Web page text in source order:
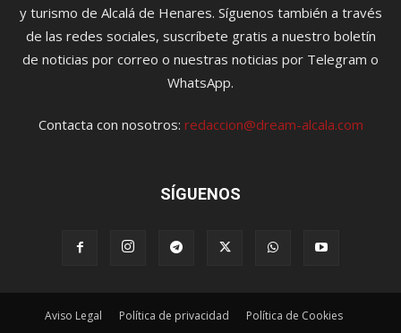
y turismo de Alcalá de Henares. Síguenos también a través
de las redes sociales, suscríbete gratis a nuestro boletín
de noticias por correo o nuestras noticias por Telegram o
WhatsApp.
Contacta con nosotros: redaccion@dream-alcala.com
SÍGUENOS
Aviso Legal Política de privacidad
Política de Cookies